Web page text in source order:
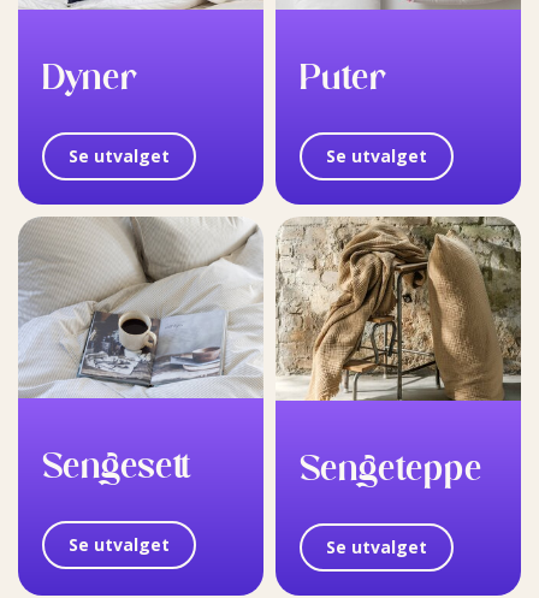
Dyner
Se utvalget
Puter
Se utvalget
Sengesett
Se utvalget
Sengeteppe
Se utvalget